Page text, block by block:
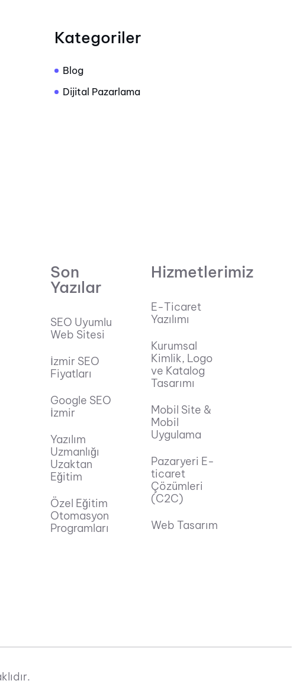
Kategoriler
Blog
Dijital Pazarlama
Son
Yazılar
SEO Uyumlu
Web Sitesi
İzmir SEO
Fiyatları
Google SEO
İzmir
Yazılım
Uzmanlığı
Uzaktan
Eğitim
Özel Eğitim
Otomasyon
Programları
Hizmetlerimiz
E-Ticaret
Yazılımı
Kurumsal
Kimlik, Logo
ve Katalog
Tasarımı
Mobil Site &
Mobil
Uygulama
Pazaryeri E-
ticaret
Çözümleri
(C2C)
Web Tasarım